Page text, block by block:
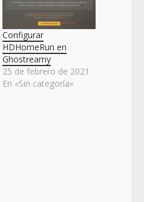
Configurar
HDHomeRun en
Ghostreamy
25 de febrero de 2021
En «Sin categoría»